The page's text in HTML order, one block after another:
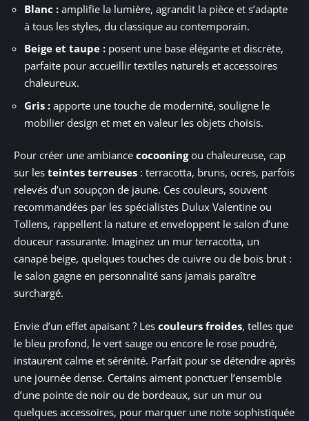
Blanc : amplifie la lumière, agrandit la pièce et s’adapte
à tous les styles, du classique au contemporain.
Beige et taupe : posent une base élégante et discrète,
parfaite pour accueillir textiles naturels et accessoires
chaleureux.
Gris : apporte une touche de modernité, souligne le
mobilier design et met en valeur les objets choisis.
Pour créer une ambiance cocooningou chaleureuse, cap
sur les teintes terreuses : terracotta, bruns, ocres, parfois
relevés d’un soupçon de jaune. Ces couleurs, souvent
recommandées par les spécialistes Dulux Valentine ou
Tollens, rappellent la nature et enveloppent le salon d’une
douceur rassurante. Imaginez un mur terracotta, un
canapé beige, quelques touches de cuivre ou de bois brut :
le salon gagne en personnalité sans jamais paraître
surchargé.
Envie d’un effet apaisant ? Les couleurs froides, telles que
le bleu profond, le vert sauge ou encore le rose poudré,
instaurent calme et sérénité. Parfait pour se détendre après
une journée dense. Certains aiment ponctuer l’ensemble
d’une pointe de noir ou de bordeaux, sur un mur ou
quelques accessoires, pour marquer une note sophistiquée